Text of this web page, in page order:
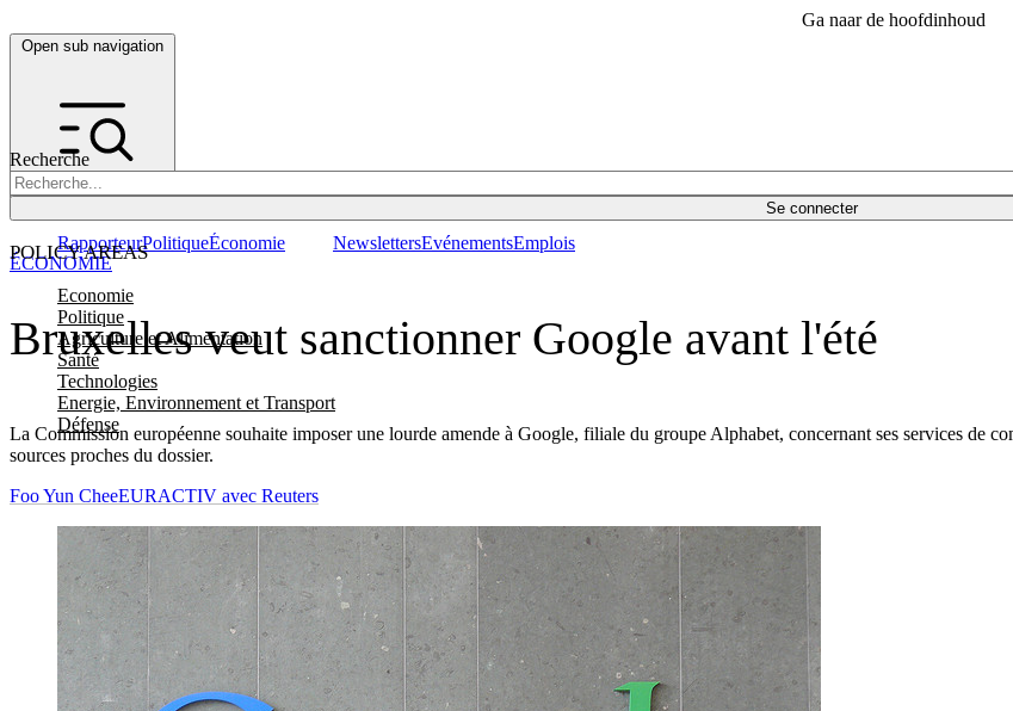
Ga naar de hoofdinhoud
Open sub navigation
Recherche
Se connecter
POLICY AREAS
Economie
Politique
Agriculture et Alimentation
Santé
Technologies
Energie, Environnement et Transport
Défense
RapporteurPolitiqueÉconomie NewslettersEvénementsEmplois
Bruxelles veut sanctionner Google avant l'été
La Commission européenne souhaite imposer une lourde amende à Google, filiale du groupe Alphabet, concernant ses services de
sources proches du dossier.
ÉCONOMIE
Foo Yun CheeEURACTIV avec Reuters